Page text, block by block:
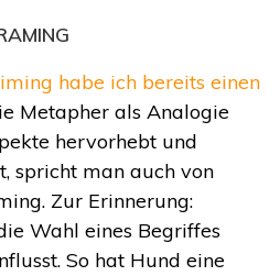
habe ich bereits einen
Metapher als Analogie
hervorhebt und
spricht man auch von
Zur Erinnerung:
Wahl eines Begriffes
So hat Hund eine